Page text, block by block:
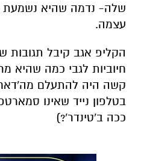
שלה- נדמה שהיא נשמעת
עצמה.
הקליפ אגב קיבל תגובות
חיוביות לגבי כמה שהיא
קשה היה להתעלם
בטלפון נייד שאינו
ככה ב'טינדר'?)